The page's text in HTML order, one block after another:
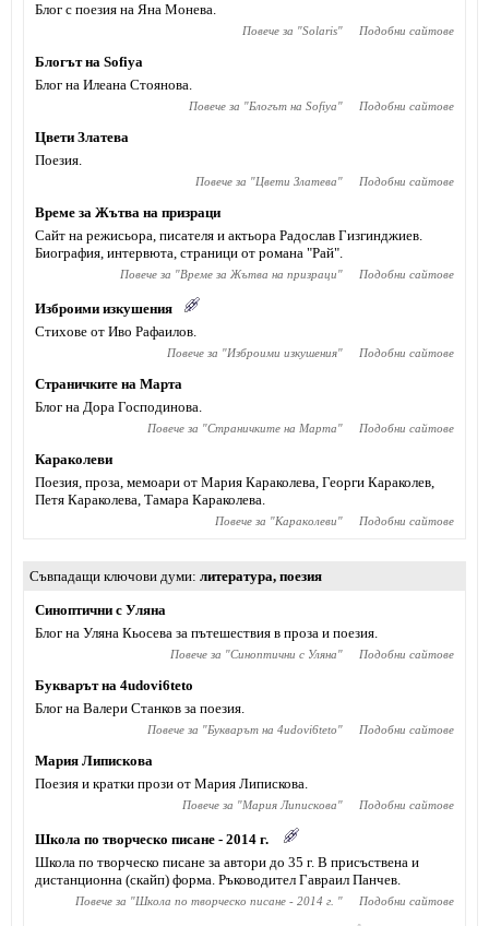
Блог с поезия на Яна Монева.
Повече за "Solaris" Подобни сайтове
Блогът на Sofiya
Блог на Илеана Стоянова.
Повече за "Блогът на Sofiya" Подобни сайтове
Цвети Златева
Поезия.
Повече за "Цвети Златева" Подобни сайтове
Време за Жътва на призраци
Сайт на режисьора, писателя и актьора Радослав Гизгинджиев‎.
Биография, интервюта, страници от романа "Рай".
Повече за "Време за Жътва на призраци" Подобни сайтове
Изброими изкушения
Стихове от Иво Рафаилов.
Повече за "Изброими изкушения" Подобни сайтове
Страничките на Марта
Блог на Дора Господинова.
Повече за "Страничките на Марта" Подобни сайтове
Караколеви
Поезия, проза, мемоари от Мария Караколева, Георги Караколев,
Петя Караколева, Тамара Караколева.
Повече за "Караколеви" Подобни сайтове
Съвпадащи ключови думи литература, поезия
Синоптични с Уляна
Блог на Уляна Кьосева за пътешествия в проза и поезия.
Повече за "Синоптични с Уляна" Подобни сайтове
Букварът на 4udovi6teto
Блог на Валери Станков за поезия.
Повече за "Букварът на 4udovi6teto" Подобни сайтове
Мария Липискова
Поезия и кратки прози от Мария Липискова.
Повече за "Мария Липискова" Подобни сайтове
Школа по творческо писане - 2014 г.
Школа по творческо писане за автори до 35 г. В присъствена и
дистанционна (скайп) форма. Ръководител Гавраил Панчев.
Повече за "Школа по творческо писане - 2014 г. " Подобни сайтове